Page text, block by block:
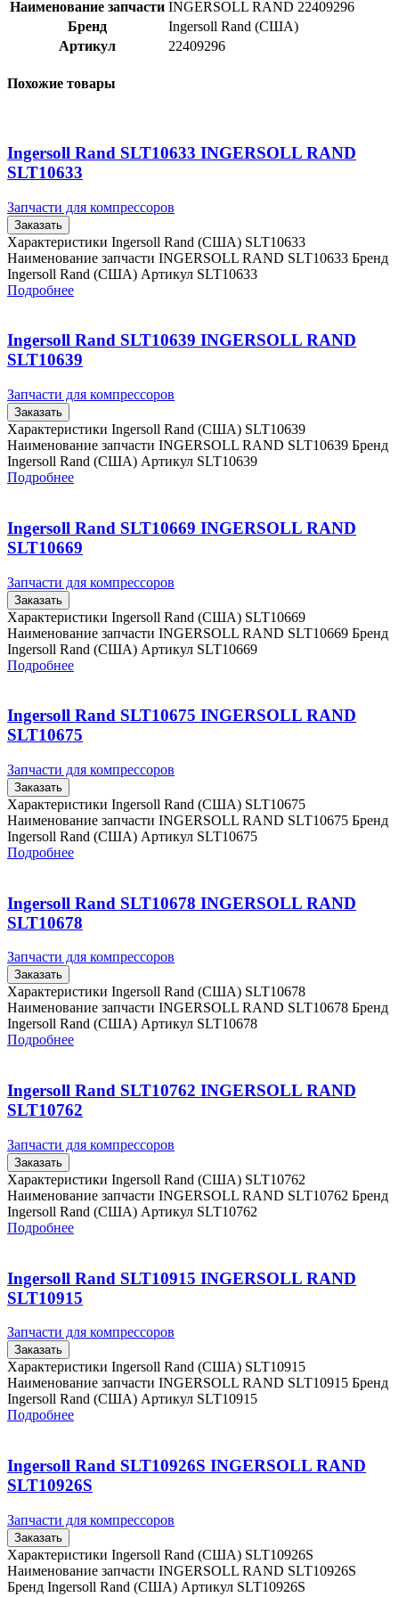
Наименование запчасти INGERSOLL RAND 22409296
Бренд
Ingersoll Rand (США)
Артикул
22409296
Похожие товары
Ingersoll Rand SLT10633 INGERSOLL RAND
SLT10633
Запчасти для компрессоров
Заказать
Характеристики Ingersoll Rand (США) SLT10633
Наименование запчасти INGERSOLL RAND SLT10633 Бренд
Ingersoll Rand (США) Артикул SLT10633
Подробнее
Ingersoll Rand SLT10639 INGERSOLL RAND
SLT10639
Запчасти для компрессоров
Заказать
Характеристики Ingersoll Rand (США) SLT10639
Наименование запчасти INGERSOLL RAND SLT10639 Бренд
Ingersoll Rand (США) Артикул SLT10639
Подробнее
Ingersoll Rand SLT10669 INGERSOLL RAND
SLT10669
Запчасти для компрессоров
Заказать
Характеристики Ingersoll Rand (США) SLT10669
Наименование запчасти INGERSOLL RAND SLT10669 Бренд
Ingersoll Rand (США) Артикул SLT10669
Подробнее
Ingersoll Rand SLT10675 INGERSOLL RAND
SLT10675
Запчасти для компрессоров
Заказать
Характеристики Ingersoll Rand (США) SLT10675
Наименование запчасти INGERSOLL RAND SLT10675 Бренд
Ingersoll Rand (США) Артикул SLT10675
Подробнее
Ingersoll Rand SLT10678 INGERSOLL RAND
SLT10678
Запчасти для компрессоров
Заказать
Характеристики Ingersoll Rand (США) SLT10678
Наименование запчасти INGERSOLL RAND SLT10678 Бренд
Ingersoll Rand (США) Артикул SLT10678
Подробнее
Ingersoll Rand SLT10762 INGERSOLL RAND
SLT10762
Запчасти для компрессоров
Заказать
Характеристики Ingersoll Rand (США) SLT10762
Наименование запчасти INGERSOLL RAND SLT10762 Бренд
Ingersoll Rand (США) Артикул SLT10762
Подробнее
Ingersoll Rand SLT10915 INGERSOLL RAND
SLT10915
Запчасти для компрессоров
Заказать
Характеристики Ingersoll Rand (США) SLT10915
Наименование запчасти INGERSOLL RAND SLT10915 Бренд
Ingersoll Rand (США) Артикул SLT10915
Подробнее
Ingersoll Rand SLT10926S INGERSOLL RAND
SLT10926S
Запчасти для компрессоров
Заказать
Характеристики Ingersoll Rand (США) SLT10926S
Наименование запчасти INGERSOLL RAND SLT10926S
Бренд Ingersoll Rand (США) Артикул SLT10926S